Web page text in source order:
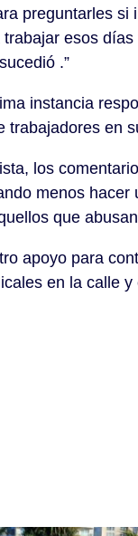
preguntarles si
esos
.”
instancia
trabajadores en
los
menos
que
apoyo para
en la calle